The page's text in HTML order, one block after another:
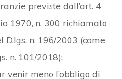
previste dall’art. 4
1970, n. 300 richiamato
D.lgs. n. 196/2003 (come
n. 101/2018);
venir meno l’obbligo di